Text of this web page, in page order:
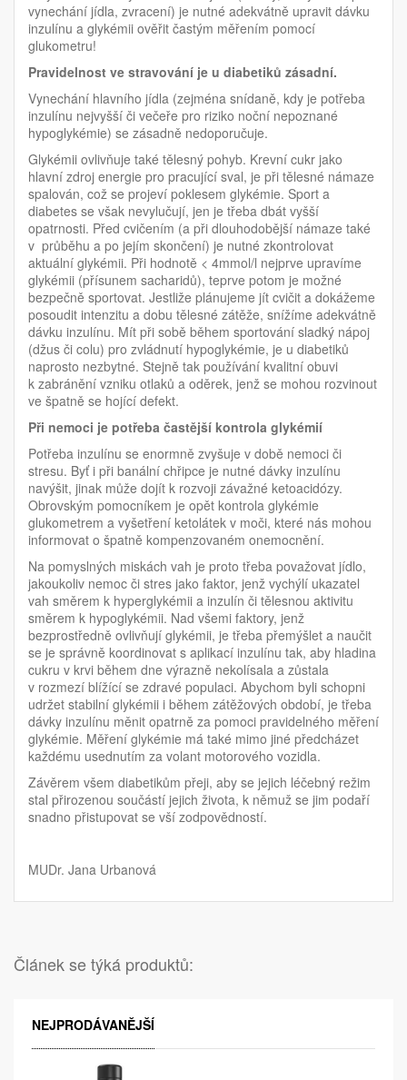
vynechání jídla, zvracení) je nutné adekvátně upravit dávku
inzulínu a glykémii ověřit častým měřením pomocí
glukometru!
Pravidelnost ve stravování je u diabetiků zásadní.
Vynechání hlavního jídla (zejména snídaně, kdy je potřeba
inzulínu nejvyšší či večeře pro riziko noční nepoznané
hypoglykémie) se zásadně nedoporučuje.
Glykémii ovlivňuje také tělesný pohyb. Krevní cukr jako
hlavní zdroj energie pro pracující sval, je při tělesné námaze
spalován, což se projeví poklesem glykémie. Sport a
diabetes se však nevylučují, jen je třeba dbát vyšší
opatrnosti. Před cvičením (a při dlouhodobější námaze také
v průběhu a po jejím skončení) je nutné zkontrolovat
aktuální glykémii. Při hodnotě < 4mmol/l nejprve upravíme
glykémii (přísunem sacharidů), teprve potom je možné
bezpečně sportovat. Jestliže plánujeme jít cvičit a dokážeme
posoudit intenzitu a dobu tělesné zátěže, snížíme adekvátně
dávku inzulínu. Mít při sobě během sportování sladký nápoj
(džus či colu) pro zvládnutí hypoglykémie, je u diabetiků
naprosto nezbytné. Stejně tak používání kvalitní obuvi
k zabránění vzniku otlaků a oděrek, jenž se mohou rozvinout
ve špatně se hojící defekt.
Při nemoci je potřeba častější kontrola glykémií
Potřeba inzulínu se enormně zvyšuje v době nemoci či
stresu. Byť i při banální chřipce je nutné dávky inzulínu
navýšit, jinak může dojít k rozvoji závažné ketoacidózy.
Obrovským pomocníkem je opět kontrola glykémie
glukometrem a vyšetření ketolátek v moči, které nás mohou
informovat o špatně kompenzovaném onemocnění.
Na pomyslných miskách vah je proto třeba považovat jídlo,
jakoukoliv nemoc či stres jako faktor, jenž vychýlí ukazatel
vah směrem k hyperglykémii a inzulín či tělesnou aktivitu
směrem k hypoglykémii. Nad všemi faktory, jenž
bezprostředně ovlivňují glykémii, je třeba přemýšlet a naučit
se je správně koordinovat s aplikací inzulínu tak, aby hladina
cukru v krvi během dne výrazně nekolísala a zůstala
v rozmezí blížící se zdravé populaci. Abychom byli schopni
udržet stabilní glykémii i během zátěžových období, je třeba
dávky inzulínu měnit opatrně za pomoci pravidelného měření
glykémie. Měření glykémie má také mimo jiné předcházet
každému usednutím za volant motorového vozidla.
Závěrem všem diabetikům přeji, aby se jejich léčebný režim
stal přirozenou součástí jejich života, k němuž se jim podaří
snadno přistupovat se vší zodpovědností.
MUDr. Jana Urbanová
Článek se týká produktů:
NEJPRODÁVANĚJŠÍ